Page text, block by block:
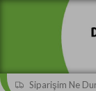
Siparişim Ne